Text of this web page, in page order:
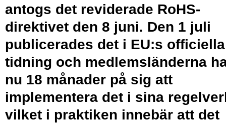
antogs det reviderade RoHS-
direktivet den 8 juni. Den 1 juli
publicerades det i EU:s officiella
tidning och medlemsländerna
nu 18 månader på sig att
implementera det i sina
vilket i praktiken innebär att det